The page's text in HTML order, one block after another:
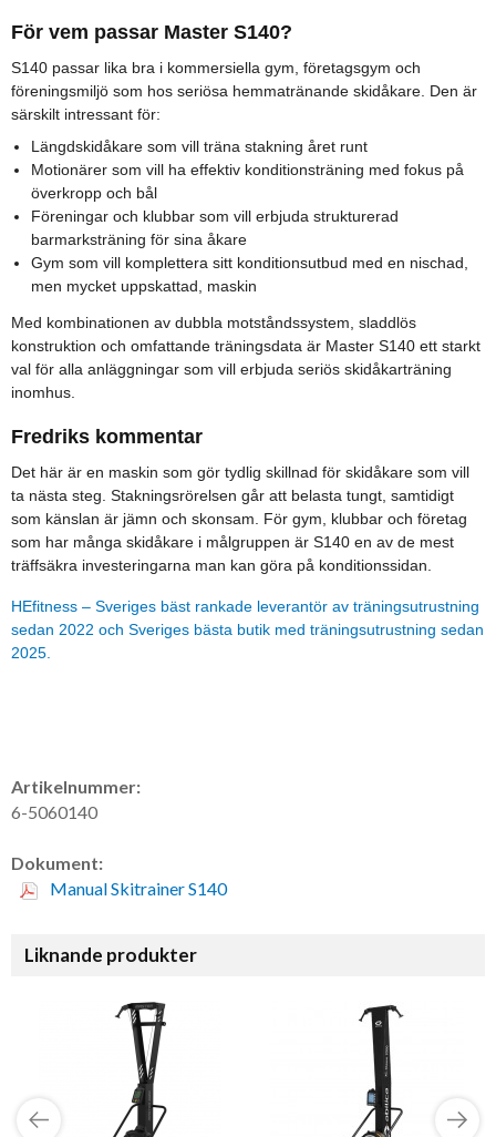
För vem passar Master S140?
S140 passar lika bra i kommersiella gym, företagsgym och
föreningsmiljö som hos seriösa hemmatränande skidåkare. Den är
särskilt intressant för:
Längdskidåkare som vill träna stakning året runt
Motionärer som vill ha effektiv konditionsträning med fokus på
överkropp och bål
Föreningar och klubbar som vill erbjuda strukturerad
barmarksträning för sina åkare
Gym som vill komplettera sitt konditionsutbud med en nischad,
men mycket uppskattad, maskin
Med kombinationen av dubbla motståndssystem, sladdlös
konstruktion och omfattande träningsdata är Master S140 ett starkt
val för alla anläggningar som vill erbjuda seriös skidåkarträning
inomhus.
Fredriks kommentar
Det här är en maskin som gör tydlig skillnad för skidåkare som vill
ta nästa steg. Stakningsrörelsen går att belasta tungt, samtidigt
som känslan är jämn och skonsam. För gym, klubbar och företag
som har många skidåkare i målgruppen är S140 en av de mest
träffsäkra investeringarna man kan göra på konditionssidan.
HEfitness – Sveriges bäst rankade leverantör av träningsutrustning
sedan 2022 och Sveriges bästa butik med träningsutrustning sedan
2025.
Artikelnummer:
6-5060140
Dokument:
Manual Skitrainer S140
Liknande produkter